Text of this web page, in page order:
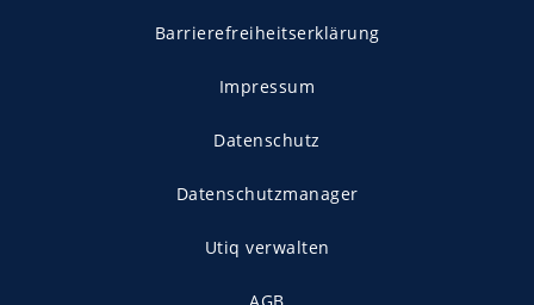
Barrierefreiheitserklärung
Impressum
Datenschutz
Datenschutzmanager
Utiq verwalten
AGB